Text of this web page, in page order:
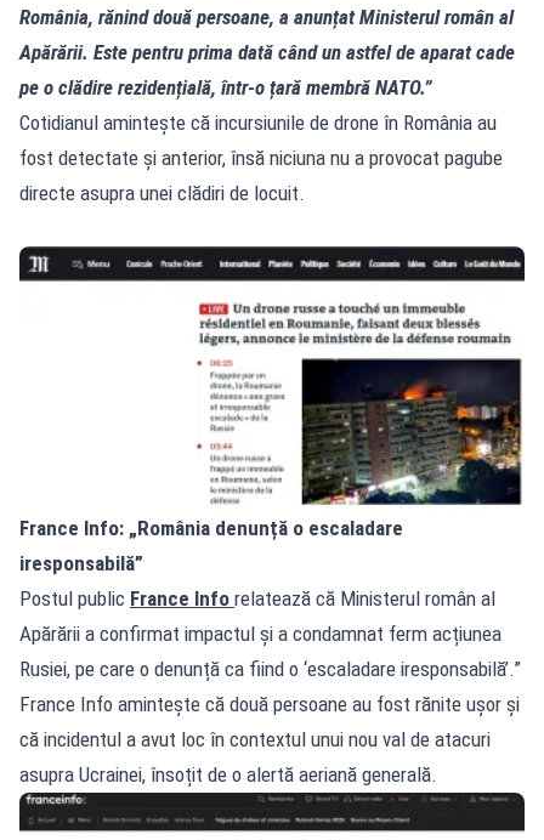
România, rănind două persoane, a anunțat Ministerul român al
Apărării. Este pentru prima dată când un astfel de aparat cade
pe o clădire rezidențială, într‑o țară membră NATO.”
Cotidianul amintește că incursiunile de drone în România au
fost detectate și anterior, însă niciuna nu a provocat pagube
directe asupra unei clădiri de locuit.
France Info: „România denunță o escaladare
iresponsabilă”
Postul public France Info relatează că Ministerul român al
Apărării a confirmat impactul și a condamnat ferm acțiunea
Rusiei, pe care o denunță ca fiind o ‘escaladare iresponsabilă’.”
France Info amintește că două persoane au fost rănite ușor și
că incidentul a avut loc în contextul unui nou val de atacuri
asupra Ucrainei, însoțit de o alertă aeriană generală.